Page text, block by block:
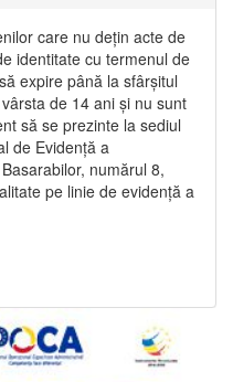
care nu dețin acte de
identitate cu termenul de
expire până la sfârșitul
de 14 ani și nu sunt
să se prezinte la sediul
de Evidență a
numărul 8,
pe linie de evidență a